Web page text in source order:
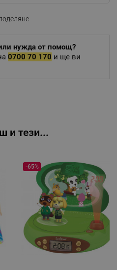
нужда от помощ?
0700 70 170 и ще ви
и тези...
-65%